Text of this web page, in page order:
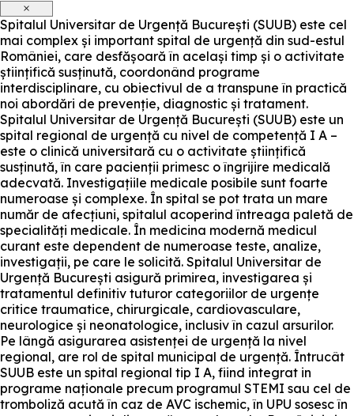
×
Spitalul Universitar de Urgență București (SUUB) este cel
mai complex și important spital de urgență din sud-estul
României, care desfășoară în același timp și o activitate
științifică susținută, coordonând programe
interdisciplinare, cu obiectivul de a transpune în practică
noi abordări de prevenție, diagnostic și tratament.
Spitalul Universitar de Urgență București (SUUB) este un
spital regional de urgență cu nivel de competență I A –
este o clinică universitară cu o activitate științifică
susținută, în care pacienții primesc o îngrijire medicală
adecvată. Investigațiile medicale posibile sunt foarte
numeroase și complexe. În spital se pot trata un mare
număr de afecțiuni, spitalul acoperind întreaga paletă de
specialități medicale. În medicina modernă medicul
curant este dependent de numeroase teste, analize,
investigații, pe care le solicită. Spitalul Universitar de
Urgență București asigură primirea, investigarea și
tratamentul definitiv tuturor categoriilor de urgențe
critice traumatice, chirurgicale, cardiovasculare,
neurologice și neonatologice, inclusiv în cazul arsurilor.
Pe lângă asigurarea asistenței de urgență la nivel
regional, are rol de spital municipal de urgență. Întrucât
SUUB este un spital regional tip I A, fiind integrat in
programe naționale precum programul STEMI sau cel de
tromboliză acută în caz de AVC ischemic, în UPU sosesc în